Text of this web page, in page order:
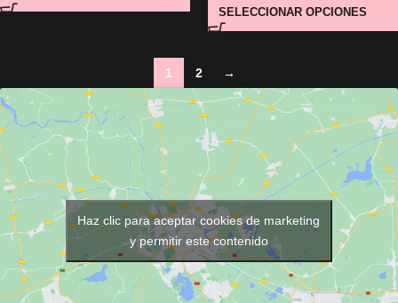
SELECCIONAR OPCIONES
1 2 →
Haz clic para aceptar cookies de marketing
y permitir este contenido